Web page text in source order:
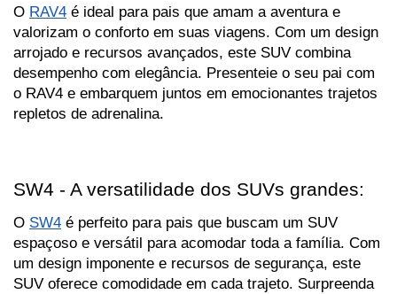
O RAV4 é ideal para pais que amam a aventura e
valorizam o conforto em suas viagens. Com um design
arrojado e recursos avançados, este SUV combina
desempenho com elegância. Presenteie o seu pai com
o RAV4 e embarquem juntos em emocionantes trajetos
repletos de adrenalina.
SW4 - A versatilidade dos SUVs grandes:
O SW4 é perfeito para pais que buscam um SUV
espaçoso e versátil para acomodar toda a família. Com
um design imponente e recursos de segurança, este
SUV oferece comodidade em cada trajeto. Surpreenda